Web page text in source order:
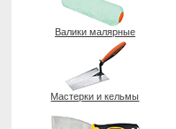
Валики малярные
Мастерки и кельмы